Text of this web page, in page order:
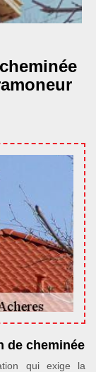
de cheminée
qui exige la